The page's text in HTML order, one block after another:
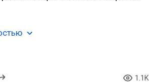
1.1K